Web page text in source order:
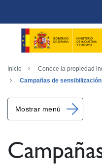
Inicio
Conoce la propiedad
Campañas de
Mostrar menú